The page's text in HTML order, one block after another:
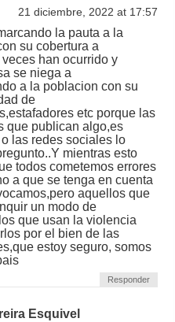
21 diciembre, 2022 at 17:57
la pauta a la
su cobertura a
han ocurrido y
se niega a
a la poblacion con su
de
etc porque las
que publican algo,es
las redes sociales lo
mientras esto
todos cometemos errores
a que se tenga en cuenta
aquellos que
un modo de
que usan la violencia
por el bien de las
estoy seguro, somos
Responder
Esquivel